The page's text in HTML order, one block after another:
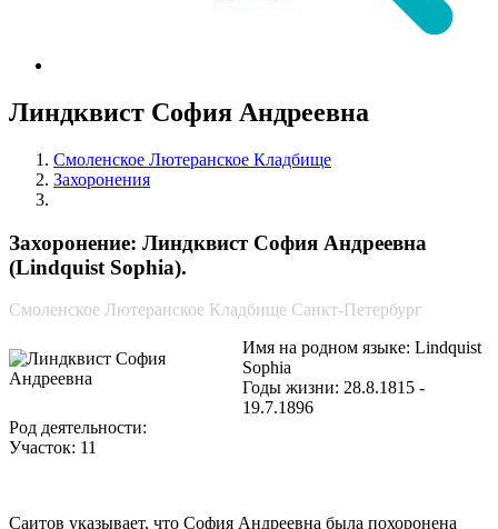
Линдквист София Андреевна
Смоленское Лютеранское Кладбище
Захоронения
Захоронение: Линдквист София Андреевна
(Lindquist Sophia).
Смоленское Лютеранское Кладбище Санкт-Петербург
Имя на родном языке: Lindquist
Sophia
Годы жизни: 28.8.1815 -
19.7.1896
Род деятельности:
Участок: 11
Саитов указывает, что София Андреевна была похоронена